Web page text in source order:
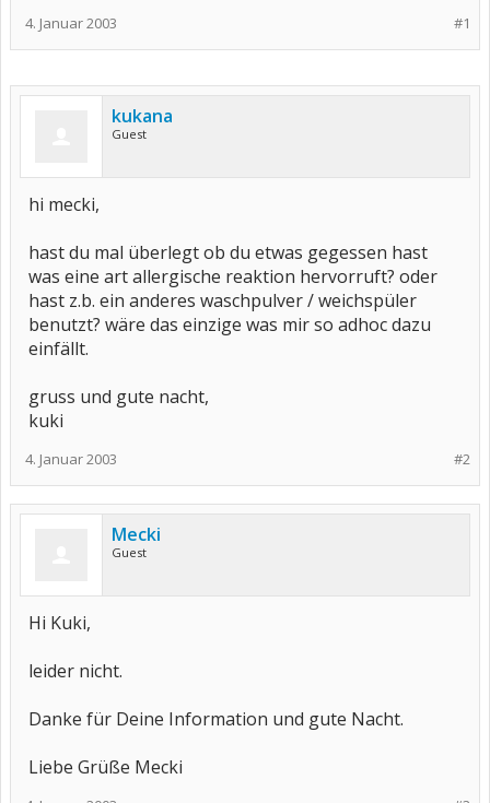
#1
4. Januar 2003
kukana
Guest
hi mecki,
hast du mal überlegt ob du etwas gegessen hast
was eine art allergische reaktion hervorruft? oder
hast z.b. ein anderes waschpulver / weichspüler
benutzt? wäre das einzige was mir so adhoc dazu
einfällt.
gruss und gute nacht,
kuki
#2
4. Januar 2003
Mecki
Guest
Hi Kuki,
leider nicht.
Danke für Deine Information und gute Nacht.
Liebe Grüße Mecki